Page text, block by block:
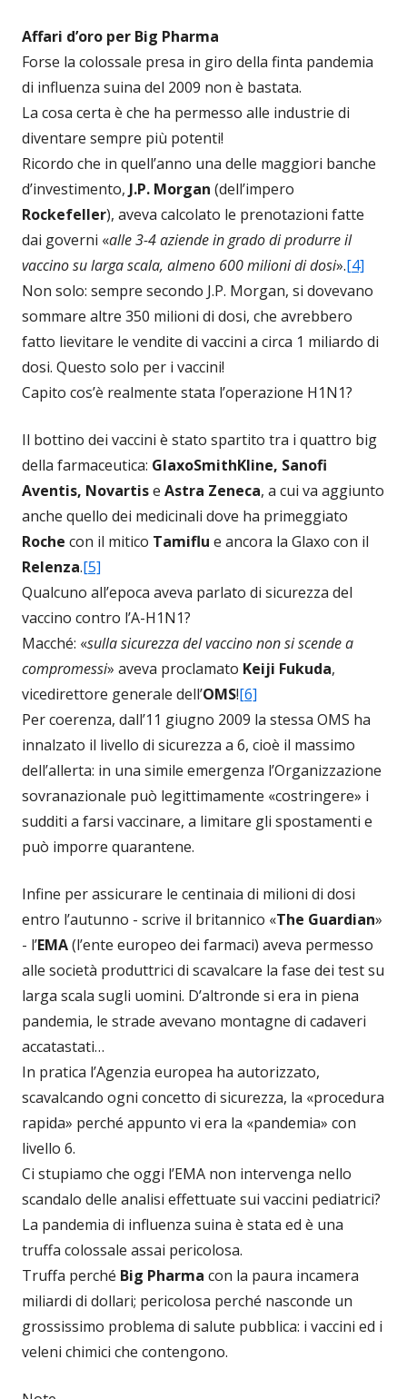
Affari d’oro per Big Pharma
Forse la colossale presa in giro della finta pandemia
di influenza suina del 2009 non è bastata.
La cosa certa è che ha permesso alle industrie di
diventare sempre più potenti!
Ricordo che in quell’anno una delle maggiori banche
d’investimento, J.P. Morgan (dell’impero
Rockefeller), aveva calcolato le prenotazioni fatte
dai governi «alle 3-4 aziende in grado di produrre il
vaccino su larga scala, almeno 600 milioni di dosi».[4]
Non solo: sempre secondo J.P. Morgan, si dovevano
sommare altre 350 milioni di dosi, che avrebbero
fatto lievitare le vendite di vaccini a circa 1 miliardo di
dosi. Questo solo per i vaccini!
Capito cos’è realmente stata l’operazione H1N1?
Il bottino dei vaccini è stato spartito tra i quattro big
della farmaceutica: GlaxoSmithKline, Sanofi
Aventis, Novartise Astra Zeneca, a cui va aggiunto
anche quello dei medicinali dove ha primeggiato
Roche con il mitico Tamiflu e ancora la Glaxo con il
Relenza.[5]
Qualcuno all’epoca aveva parlato di sicurezza del
vaccino contro l’A-H1N1?
Macché: «sulla sicurezza del vaccino non si scende a
compromessi» aveva proclamato Keiji Fukuda,
vicedirettore generale dell’OMS![6]
Per coerenza, dall’11 giugno 2009 la stessa OMS ha
innalzato il livello di sicurezza a 6, cioè il massimo
dell’allerta: in una simile emergenza l’Organizzazione
sovranazionale può legittimamente «costringere» i
sudditi a farsi vaccinare, a limitare gli spostamenti e
può imporre quarantene.
Infine per assicurare le centinaia di milioni di dosi
entro l’autunno - scrive il britannico «The Guardian»
- l’EMA(l’ente europeo dei farmaci) aveva permesso
alle società produttrici di scavalcare la fase dei test su
larga scala sugli uomini. D’altronde si era in piena
pandemia, le strade avevano montagne di cadaveri
accatastati…
In pratica l’Agenzia europea ha autorizzato,
scavalcando ogni concetto di sicurezza, la «procedura
rapida» perché appunto vi era la «pandemia» con
livello 6.
Ci stupiamo che oggi l’EMA non intervenga nello
scandalo delle analisi effettuate sui vaccini pediatrici?
La pandemia di influenza suina è stata ed è una
truffa colossale assai pericolosa.
Truffa perché Big Pharma con la paura incamera
miliardi di dollari; pericolosa perché nasconde un
grossissimo problema di salute pubblica: i vaccini ed i
veleni chimici che contengono.